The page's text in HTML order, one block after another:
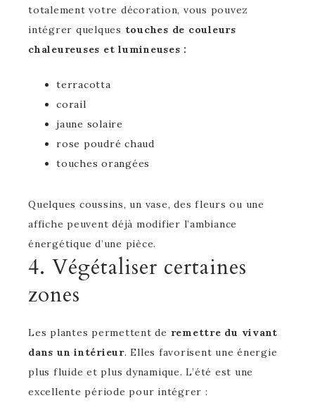
totalement votre décoration, vous pouvez
intégrer quelques touches de couleurs
chaleureuses et lumineuses :
terracotta
corail
jaune solaire
rose poudré chaud
touches orangées
Quelques coussins, un vase, des fleurs ou une
affiche peuvent déjà modifier l’ambiance
énergétique d’une pièce.
4. Végétaliser certaines
zones
Les plantes permettent de remettre du vivant
dans un intérieur. Elles favorisent une énergie
plus fluide et plus dynamique. L’été est une
excellente période pour intégrer :